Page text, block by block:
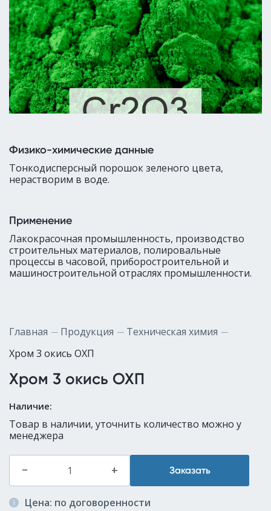
Физико-химические данные
Тонкодисперсный порошок зеленого цвета,
нерастворим в воде.
Применение
Лакокрасочная промышленность, производство
строительных материалов, полировальные
процессы в часовой, приборостроительной и
машиностроительной отраслях промышленности.
Главная Продукция
Техническая химия
Хром 3 окись ОХП
Хром 3 окись ОХП
Наличие:
Товар в наличии, уточнить количество можно у
менеджера
– + Заказать
Цена: по договоренности